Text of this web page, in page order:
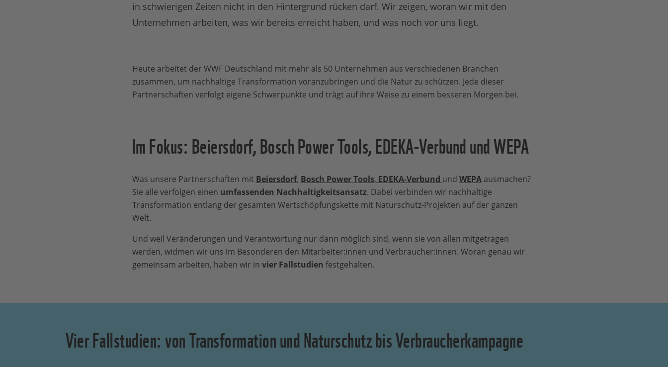
in schwierigen Zeiten nicht in den Hintergrund rücken darf. Wir zeigen, woran wir mit den
Unternehmen arbeiten, was wir bereits erreicht haben, und was noch vor uns liegt.
Heute arbeitet der WWF Deutschland mit mehr als 50 Unternehmen aus verschiedenen Branchen
zusammen, um nachhaltige Transformation voranzubringen und die Natur zu schützen. Jede dieser
Partnerschaften verfolgt eigene Schwerpunkte und trägt auf ihre Weise zu einem besseren Morgen bei.
Im Fokus: Beiersdorf, Bosch Power Tools, EDEKA-Verbund und WEPA
Was unsere Partnerschaften mit Beiersdorf, Bosch Power Tools, EDEKA-Verbund und WEPAausmachen?
Sie alle verfolgen einen umfassenden Nachhaltigkeitsansatz. Dabei verbinden wir nachhaltige
Transformation entlang der gesamten Wertschöpfungskette mit Naturschutz-Projekten auf der ganzen
Welt.
Und weil Veränderungen und Verantwortung nur dann möglich sind, wenn sie von allen mitgetragen
werden, widmen wir uns im Besonderen den Mitarbeiter:innen und Verbraucher:innen. Woran genau wir
gemeinsam arbeiten, haben wir in vier Fallstudien festgehalten.
Vier Fallstudien: von Transformation und Naturschutz bis Verbraucherkampagne​